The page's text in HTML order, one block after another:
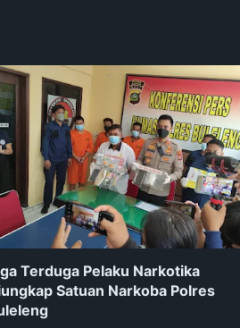
Terduga Pelaku Narkotika
Satuan Narkoba Polres